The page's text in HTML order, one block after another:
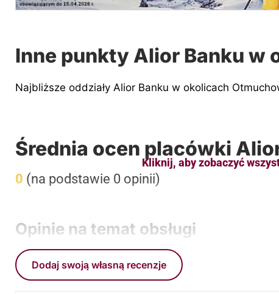
Inne punkty Alior Banku w
Najbliższe oddziały Alior Banku w okolicach
Średnia ocen placówki
0 (na podstawie 0 opinii)
Opinie na temat obsługi
Kliknij, aby zobaczyć
Dodaj swoją własną recenzje